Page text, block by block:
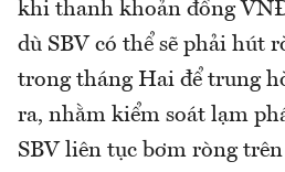
khi thanh khoản đồng
dù SBV có thể sẽ phải hút
trong tháng Hai để trung
ra, nhằm kiểm soát lạm
SBV liên tục bơm ròng